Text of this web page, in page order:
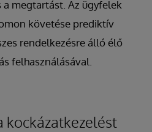
megtartást. Az ügyfelek
követése prediktív
rendelkezésre álló élő
felhasználásával.
kockázatkezelést